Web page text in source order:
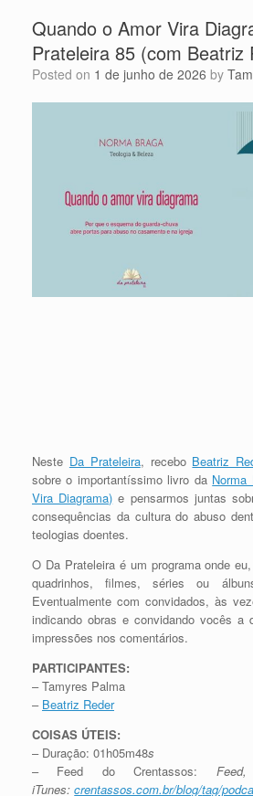
Quando o Amor Vira
Prateleira 85 (com Beatriz
Posted on 1 de junho de 2026 by
Neste Da Prateleira, recebo Beatriz
sobre o importantíssimo livro da Norma
Vira Diagrama) e pensarmos juntas
consequências da cultura do abuso
teologias doentes.
O Da Prateleira é um programa onde
quadrinhos, filmes, séries ou
Eventualmente com convidados, às
indicando obras e convidando vocês a
impressões nos comentários.
PARTICIPANTES:
– Tamyres Palma
– Beatriz Reder
COISAS ÚTEIS:
– Duração: 01h05m48s
– Feed do Crentassos:
iTunes:crentassos.com.br/blog/tag/